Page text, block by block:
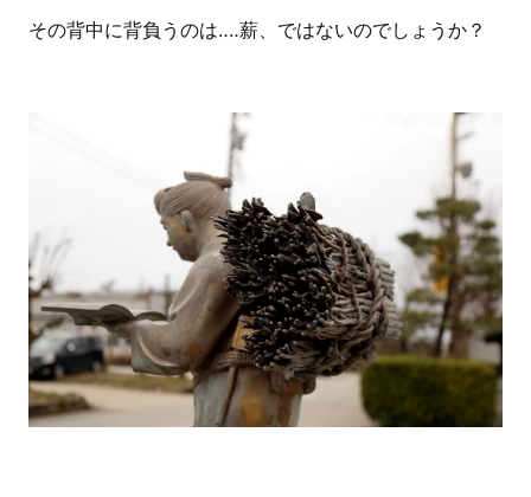
その背中に背負うのは‥‥薪、ではないのでしょうか？